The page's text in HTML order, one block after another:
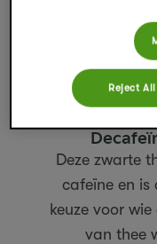
Deze zwarte
cafeïne en is
keuze voor
van thee
Reject All